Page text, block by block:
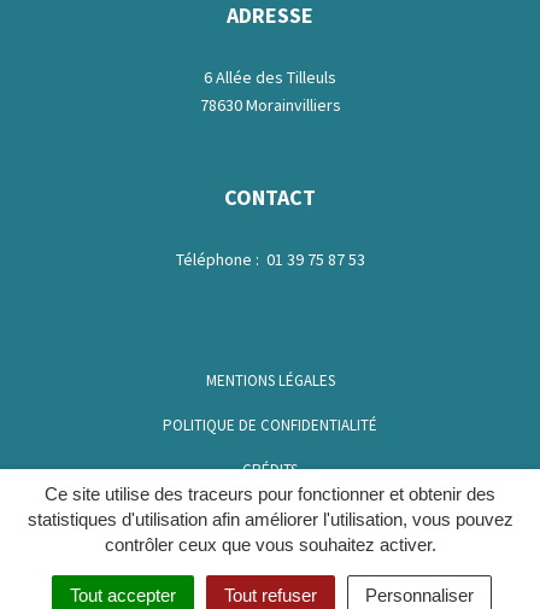
Ce site utilise des traceurs pour fonctionner et obtenir des
statistiques d'utilisation afin améliorer l'utilisation, vous pouvez
contrôler ceux que vous souhaitez activer.
Tout accepter Tout refuser Personnaliser
ADRESSE
6 Allée des Tilleuls
78630 Morainvilliers
CONTACT
Téléphone : 01 39 75 87 53
MENTIONS LÉGALES
POLITIQUE DE CONFIDENTIALITÉ
CRÉDITS
ACCESSIBILITÉ
GÉRER MES COOKIES